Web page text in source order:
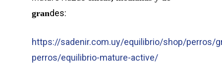
grandes:
https://sadenir.com.uy/equilibrio/shop/perros/
perros/equilibrio-mature-active/